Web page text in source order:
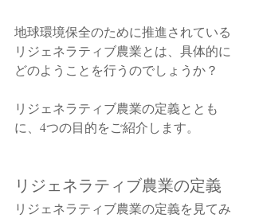
地球環境保全のために推進されている
リジェネラティブ農業とは、具体的に
どのようことを行うのでしょうか？
リジェネラティブ農業の定義ととも
に、4つの目的をご紹介します。
リジェネラティブ農業の定義
リジェネラティブ農業の定義を見てみ